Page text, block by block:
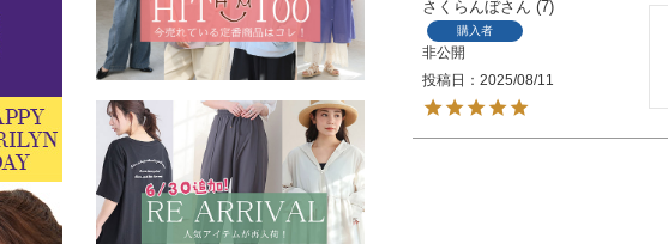
さくらんぼ 7
購入者
非公開
投稿日
2025/08/11